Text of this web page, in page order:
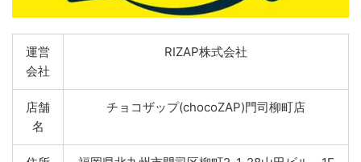
運営
会社
RIZAP株式会社
店舗
名
チョコザップ(chocoZAP)門司柳町店